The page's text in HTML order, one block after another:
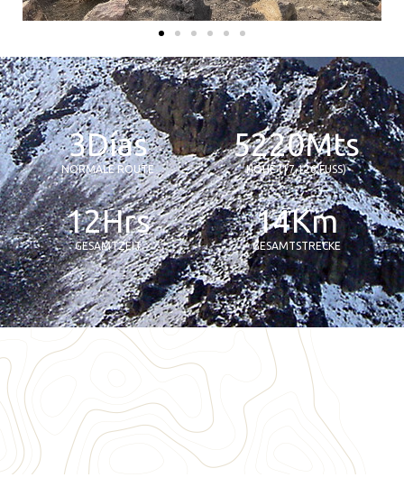
NORMALE ROUTE
3Días
HÖHE (17,126 FUSS)
5220Mts
GESAMTZEIT
12Hrs
GESAMTSTRECKE
14Km